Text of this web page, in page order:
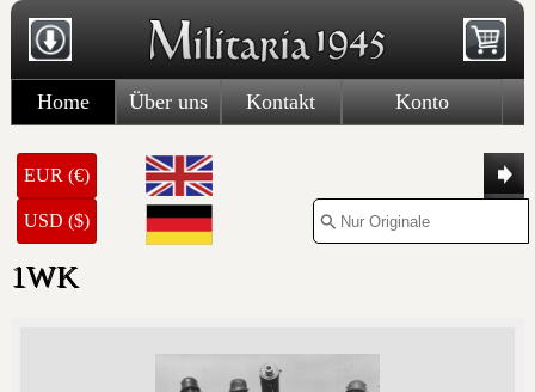
Home Über uns Kontakt Konto
EUR (€)
USD ($)
1WK